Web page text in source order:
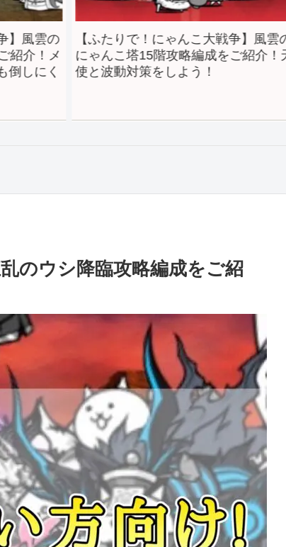
【ふたりで！にゃんこ大戦争】風雲の
にゃんこ塔15階攻略編成をご紹介！天
使と波動対策をしよう！
【ふ
にゃ
害で
のウシ降臨攻略編成をご紹